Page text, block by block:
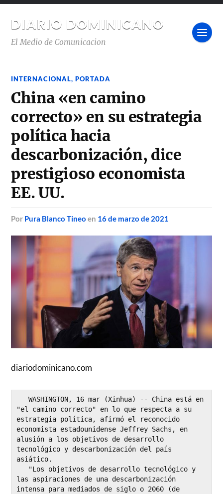
DIARIO DOMINICANO
El Medio de Comunicacion
INTERNACIONAL,PORTADA
China «en camino
correcto» en su estrategia
política hacia
descarbonización, dice
prestigioso economista
EE. UU.
por Pura Blanco Tineo en 16 de marzo de 2021
diariodominicano.com
   WASHINGTON, 16 mar (Xinhua) -- China está en
"el camino correcto" en lo que respecta a su
estrategia política, afirmó el reconocido
economista estadounidense Jeffrey Sachs, en
alusión a los objetivos de desarrollo
tecnológico y descarbonización del país
asiático.
las aspiraciones de una descarbonización
intensa para mediados de siglo o 2060 (de